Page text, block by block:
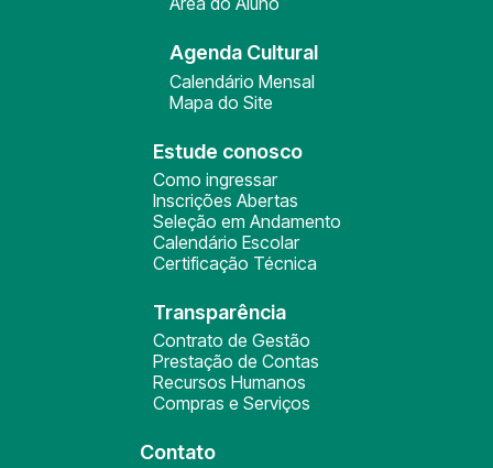
Agenda Cultural
Calendário Mensal
Mapa do Site
Estude conosco
Como ingressar
Inscrições Abertas
Seleção em Andamento
Calendário Escolar
Certificação Técnica
Transparência
Contrato de Gestão
Prestação de Contas
Recursos Humanos
Compras e Serviços
Contato